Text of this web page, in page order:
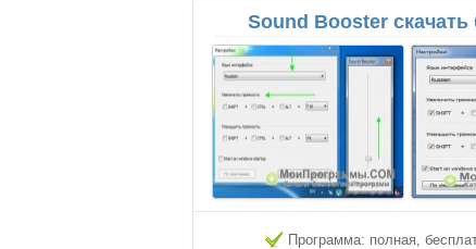
Sound Booster скачать
Программа: полная,